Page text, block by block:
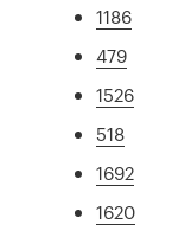
1186
479
1526
518
1692
1620